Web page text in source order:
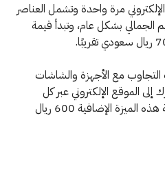
مرة واحدة وتشمل العناصر
الجمالي بشكل عام، وتبدأ قيمة
مع الأجهزة والشاشات
الموقع الإلكتروني عبر كل
الأجهزة بسهولة، وقد تكون تكلفة هذه الميزة الإضافية 600 ريال